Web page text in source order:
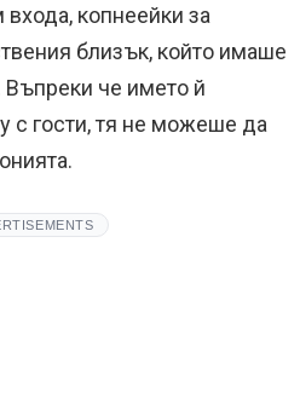
копнеейки за
близък, който имаше
Въпреки че името й
с гости, тя не можеше да